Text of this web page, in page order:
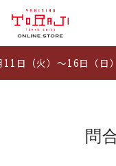
日（火）～16日（日
問